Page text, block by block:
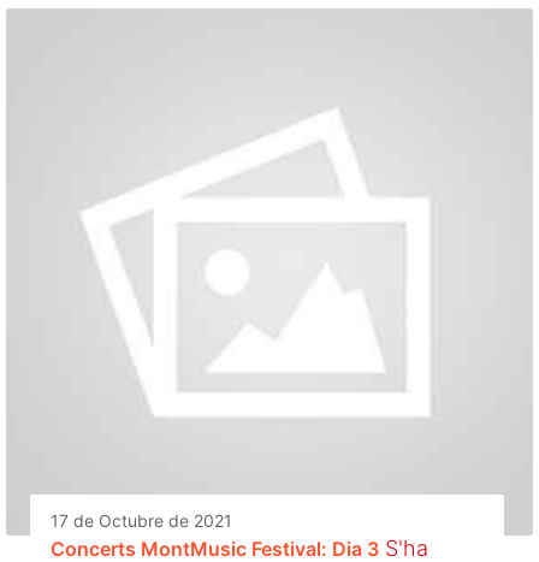
17 de Octubre de 2021
Concerts MontMusic Festival: Dia 3 S'ha